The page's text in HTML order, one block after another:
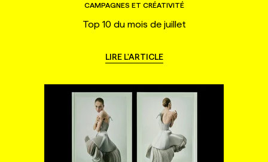
CAMPAGNES ET CRÉATIVITÉ
Top 10 du mois de juillet
LIRE L'ARTICLE